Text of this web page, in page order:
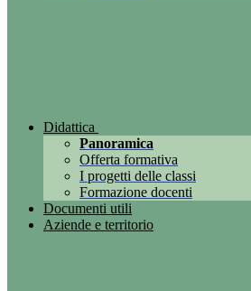
Didattica
Panoramica
Offerta formativa
I progetti delle classi
Formazione docenti
Documenti utili
Aziende e territorio